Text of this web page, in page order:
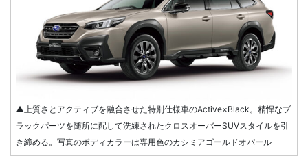
▲上質さとアクティブを融合させた特別仕様車のActive×Black。精悍なブ
ラックパーツを随所に配して洗練されたクロスオーバーSUVスタイルを引
き締める。写真のボディカラーは専用色のカシミアゴールドオパール